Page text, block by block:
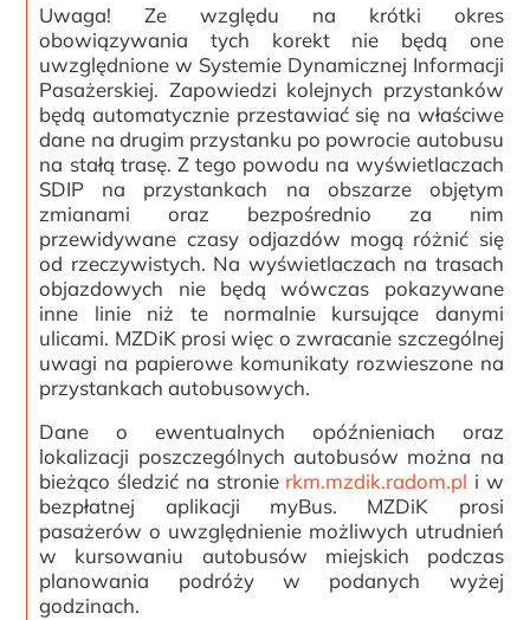
Uwaga! Ze względu na krótki okres
obowiązywania tych korekt nie będą one
uwzględnione w Systemie Dynamicznej Informacji
Pasażerskiej. Zapowiedzi kolejnych przystanków
będą automatycznie przestawiać się na właściwe
dane na drugim przystanku po powrocie autobusu
na stałą trasę. Z tego powodu na wyświetlaczach
SDIP na przystankach na obszarze objętym
zmianami oraz bezpośrednio za nim
przewidywane czasy odjazdów mogą różnić się
od rzeczywistych. Na wyświetlaczach na trasach
objazdowych nie będą wówczas pokazywane
inne linie niż te normalnie kursujące danymi
ulicami. MZDiK prosi więc o zwracanie szczególnej
uwagi na papierowe komunikaty rozwieszone na
przystankach autobusowych.
Dane o ewentualnych opóźnieniach oraz
lokalizacji poszczególnych autobusów można na
bieżąco śledzić na stronie rkm.mzdik.radom.pl i w
bezpłatnej aplikacji myBus. MZDiK prosi
pasażerów o uwzględnienie możliwych utrudnień
w kursowaniu autobusów miejskich podczas
planowania podróży w podanych wyżej
godzinach.